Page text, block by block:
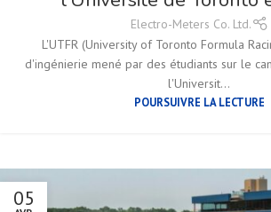
Electro-Meters Co. Ltd.
L'UTFR (University of Toronto Formula
d'ingénierie mené par des étudiants sur le
l'Universit...
POURSUIVRE LA LECTURE
05